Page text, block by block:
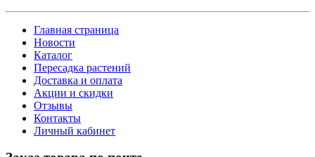
Главная страница
Новости
Каталог
Пересадка растений
Доставка и оплата
Акции и скидки
Отзывы
Контакты
Личный кабинет